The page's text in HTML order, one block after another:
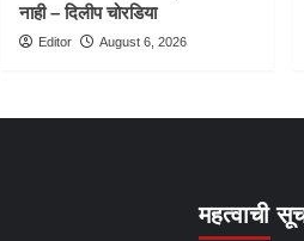
नाही – दिलीप चोरडिया
Editor August 6, 2026
महत्वाची